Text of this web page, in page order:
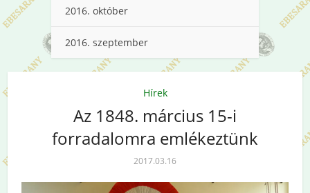
2016. október
2016. szeptember
Hírek
Az 1848. március 15-i
forradalomra emlékeztünk
2017.03.16